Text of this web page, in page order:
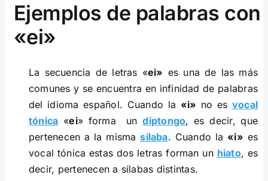
Ejemplos de palabras con
«ei»
La secuencia de letras «ei» es una de las más
comunes y se encuentra en infinidad de palabras
del idioma español. Cuando la «i» no es vocal
tónica «ei» forma undiptongo, es decir, que
pertenecen a la mismasílaba. Cuando la «i» es
vocal tónica estas dos letras forman un hiato, es
decir, pertenecen a sílabas distintas.